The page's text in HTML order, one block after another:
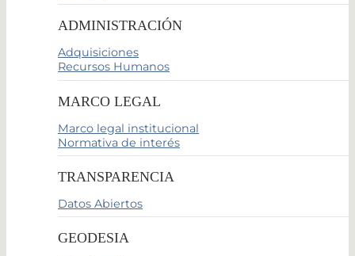
ADMINISTRACIÓN
Adquisiciones
Recursos Humanos
MARCO LEGAL
Marco legal institucional
Normativa de interés
TRANSPARENCIA
Datos Abiertos
GEODESIA